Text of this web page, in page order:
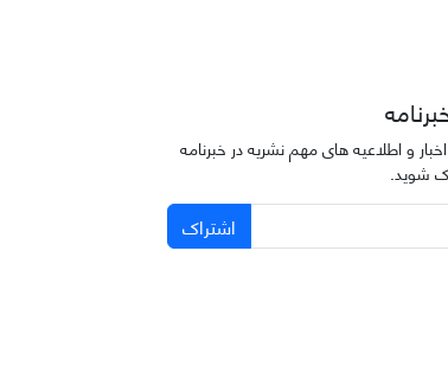
و اطلاعیه های مهم نشریه در خبرنامه
شوید.
اشتراک